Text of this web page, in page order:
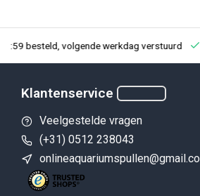
besteld, volgende werkdag verstuurd
Klantenservice
Veelgestelde vragen
(+31) 0512 238043